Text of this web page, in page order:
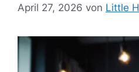
April 27, 2026 von Little